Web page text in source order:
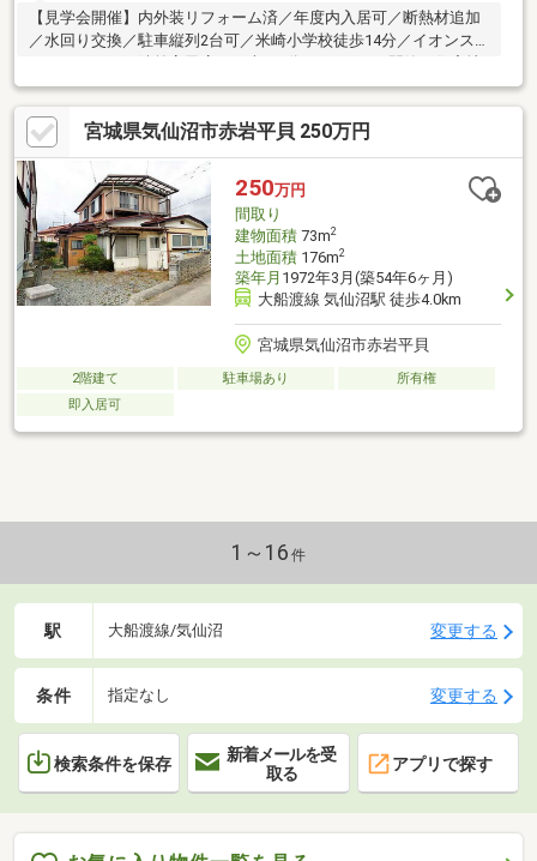
【見学会開催】内外装リフォーム済／年度内入居可／断熱材追加
／水回り交換／駐車縦列2台可／米崎小学校徒歩14分／イオンス
ーパーセンター陸前高田店まで車で2分（1ｋｍ）／閑静な住宅地
／周辺交通量少なめ
宮城県気仙沼市赤岩平貝 250万円
250万円
間取り
建物面積73m2
土地面積176m2
築年月 1972年3月(築54年6ヶ月)
大船渡線 気仙沼駅 徒歩4.0km
宮城県気仙沼市赤岩平貝
2階建て 駐車場あり
所有権
即入居可
1～16 件
駅 大船渡線/気仙沼 変更する
条件 指定なし 変更する
検索条件を保存
新着メールを受
取る
アプリで探す